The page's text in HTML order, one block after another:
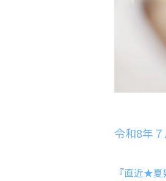
令和8年
『直近★夏